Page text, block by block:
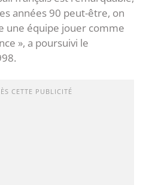
années 90 peut-être, on
une équipe jouer comme
», a poursuivi le
CETTE PUBLICITÉ